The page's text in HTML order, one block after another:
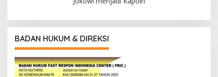
BADAN HUKUM & DIREKSI